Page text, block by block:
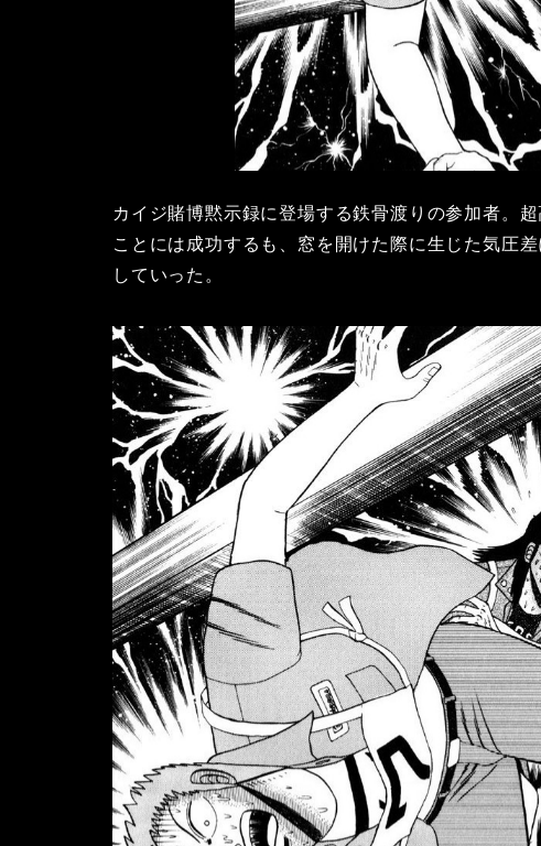
カイジ賭博黙示録に登場する鉄骨渡りの参加者。
ことには成功するも、窓を開けた際に生じた気圧
していった。